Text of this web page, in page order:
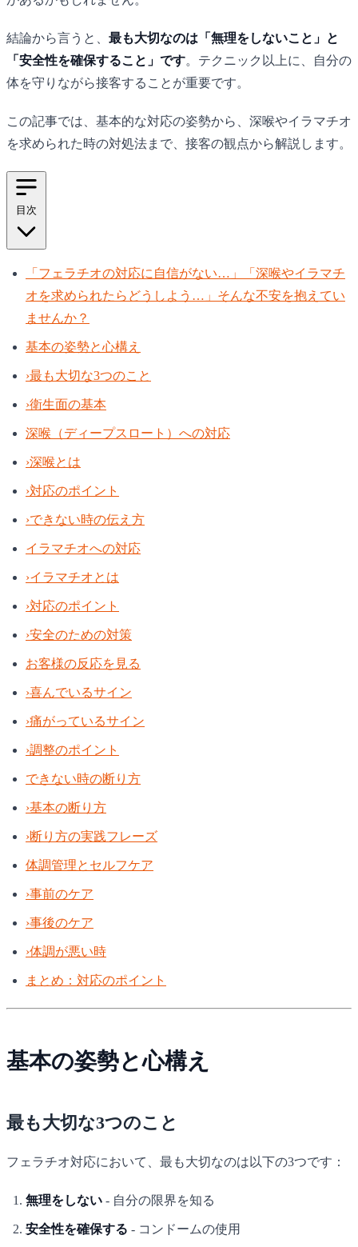
結論から言うと、 最も大切なのは「無理をしないこと」と
「安全性を確保すること」です。テクニック以上に、自分の
体を守りながら接客することが重要です。
この記事では、基本的な対応の姿勢から、深喉やイラマチオ
を求められた時の対処法まで、接客の観点から解説します。
目次
「フェラチオの対応に自信がない…」「深喉やイラマチ
オを求められたらどうしよう…」そんな不安を抱えてい
ませんか？
基本の姿勢と心構え
›最も大切な3つのこと
›衛生面の基本
深喉（ディープスロート）への対応
›深喉とは
›対応のポイント
›できない時の伝え方
イラマチオへの対応
›イラマチオとは
›対応のポイント
›安全のための対策
お客様の反応を見る
›喜んでいるサイン
›痛がっているサイン
›調整のポイント
できない時の断り方
›基本の断り方
›断り方の実践フレーズ
体調管理とセルフケア
›事前のケア
›事後のケア
›体調が悪い時
まとめ：対応のポイント
基本の姿勢と心構え
最も大切な3つのこと
フェラチオ対応において、最も大切なのは以下の3つです：
無理をしない - 自分の限界を知る
安全性を確保する - コンドームの使用